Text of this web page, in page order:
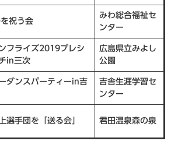
祝う会
みわ総合福祉セ
ンター
フライズ2019プレシ
in三次
広島県立みよし
公園
ダンスパーティーin吉
吉舎生涯学習セ
ンター
選手団を「送る会」 君田温泉森の泉